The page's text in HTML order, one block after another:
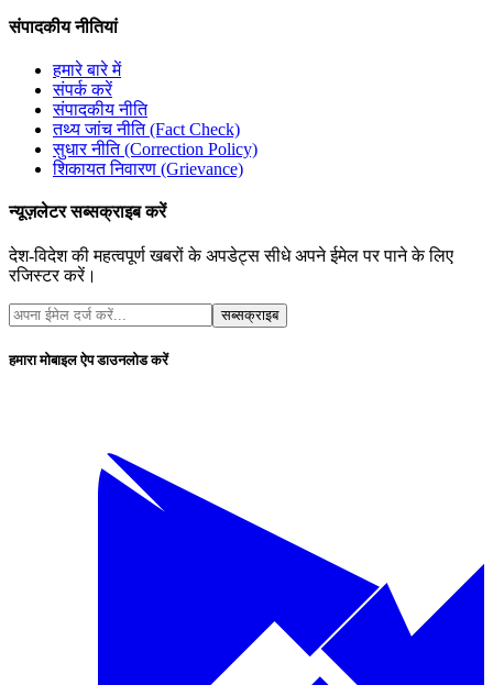
संपादकीय नीतियां
हमारे बारे में
संपर्क करें
संपादकीय नीति
तथ्य जांच नीति (Fact Check)
सुधार नीति (Correction Policy)
शिकायत निवारण (Grievance)
न्यूज़लेटर सब्सक्राइब करें
देश-विदेश की महत्वपूर्ण खबरों के अपडेट्स सीधे अपने ईमेल पर पाने के लिए
रजिस्टर करें।
सब्सक्राइब
हमारा मोबाइल ऐप डाउनलोड करें